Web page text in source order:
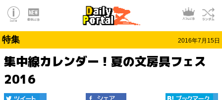
特集 2016年7月15日
集中線カレンダー！夏の文房具フェス
2016